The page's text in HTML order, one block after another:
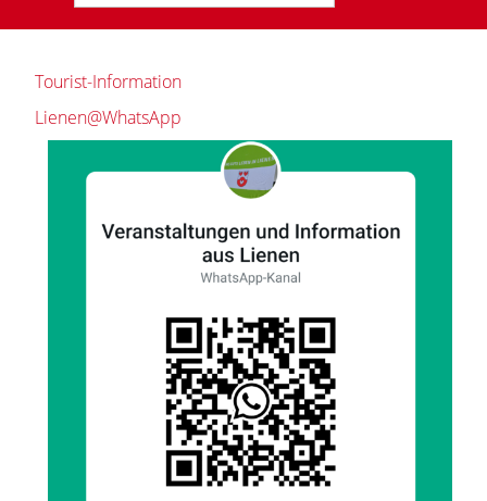
Tourist-Information
Lienen@WhatsApp